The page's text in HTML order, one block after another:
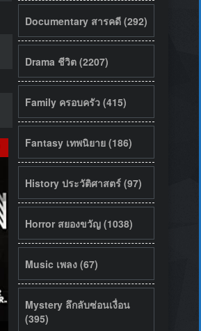
Documentary สารคดี (292)
Drama ชีวิต (2207)
Family ครอบครัว (415)
Fantasy เทพนิยาย (186)
History ประวัติศาสตร์ (97)
Horror สยองขวัญ (1038)
Music เพลง (67)
Mystery ลึกลับซ่อนเงื่อน
(395)